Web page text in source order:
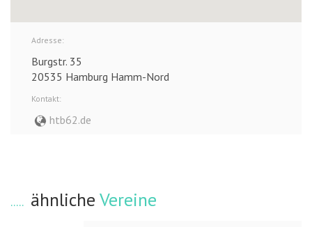
Adresse:
Burgstr. 35
20535 Hamburg Hamm-Nord
Kontakt:
htb62.de
ähnliche Vereine